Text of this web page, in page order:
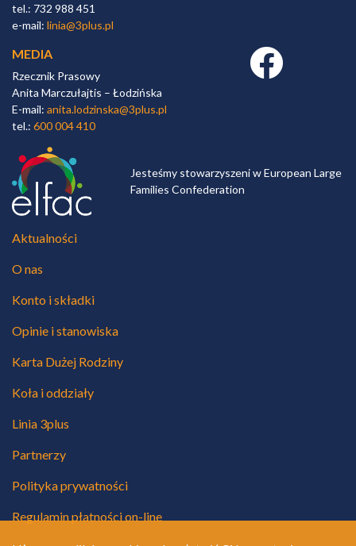
tel.: 732 988 451
e-mail: linia@3plus.pl
MEDIA
Rzecznik Prasowy
Anita Marczułajtis – Łodzińska
E-mail: anita.lodzinska@3plus.pl
tel.: 600 004 410
Facebook link
Jesteśmy stowarzyszeni w European Large
Families Confederation
Aktualności
O nas
Konto i składki
Opinie i stanowiska
Karta Dużej Rodziny
Koła i oddziały
Linia 3plus
Partnerzy
Polityka prywatności
Regulamin płatności on-line